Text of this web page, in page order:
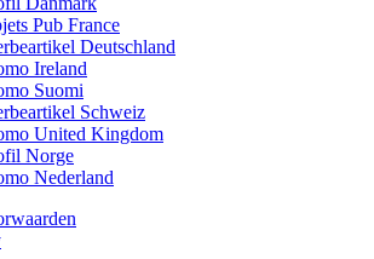
Pub France
Deutschland
Ireland
Suomi
Schweiz
United Kingdom
Norge
Nederland